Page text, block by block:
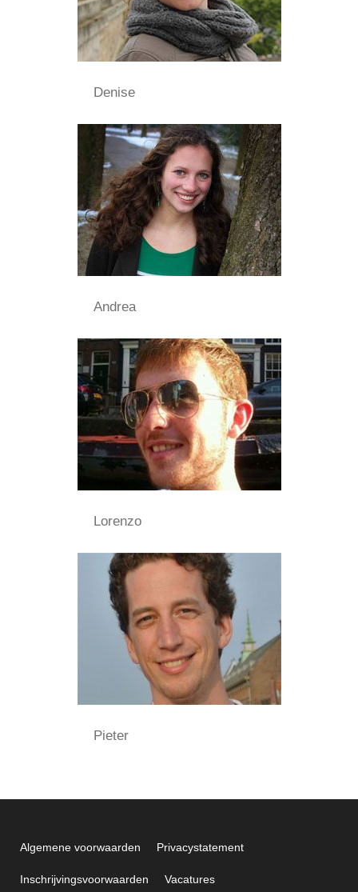
Denise
Andrea
Lorenzo
Pieter
Algemene voorwaarden Privacystatement
Inschrijvingsvoorwaarden Vacatures